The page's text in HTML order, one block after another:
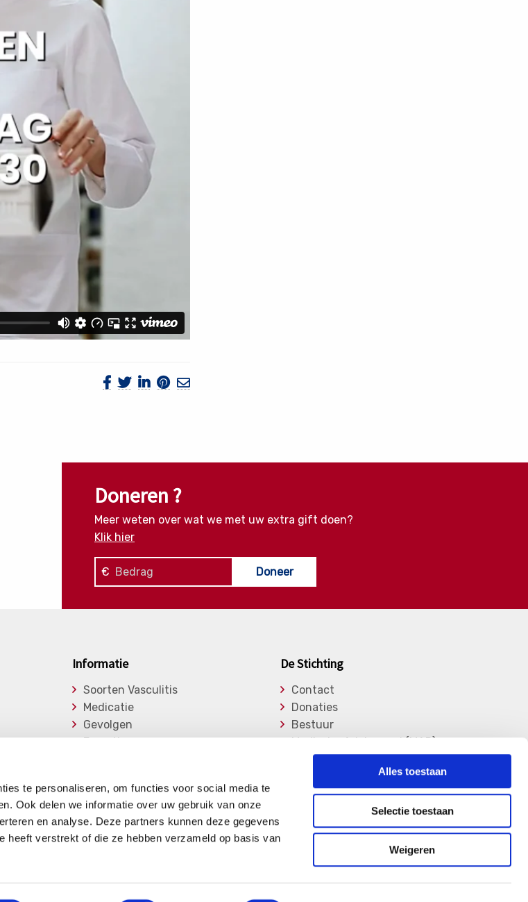
te personaliseren, om functies voor social media te
Ook delen we informatie over uw gebruik van onze
en analyse. Deze partners kunnen deze gegevens
heeft verstrekt of die ze hebben verzameld op basis van
Alles toestaan
Selectie toestaan
Weigeren
Doneren ?
Meer weten over wat we met uw extra gift doen?
Klik hier
€ Doneer
Informatie
Soorten Vasculitis
Medicatie
Gevolgen
Expertise
Nieuwsberichten
De Stichting
Contact
Donaties
Bestuur
Medische Adviesraad (MAR)
Lid worden
Over de stichting
Vrijwilligers
Privacy Verklaring